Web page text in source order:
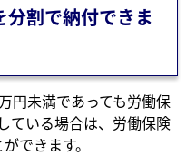
分割で納付できま
円未満であっても労働保
ている場合は、労働保険
できます。